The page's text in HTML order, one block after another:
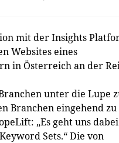
mit der Insights
Websites eines
in Österreich an der
unter die Lupe
Branchen eingehend zu
„Es geht uns dabei
Sets.“ Die von